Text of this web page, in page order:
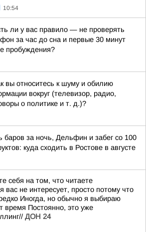
10:54
ли у вас правило — не проверять
за час до сна и первые 30 минут
пробуждения?
вы относитесь к шуму и обилию
вокруг (телевизор, радио,
о политике и т. д.)?
баров за ночь, Дельфин и забег со 100
куда сходить в Ростове в августе
себя на том, что читаете
вас не интересует, просто потому что
Иногда, но обычно я выбираю
время Постоянно, это уже
ДОН 24